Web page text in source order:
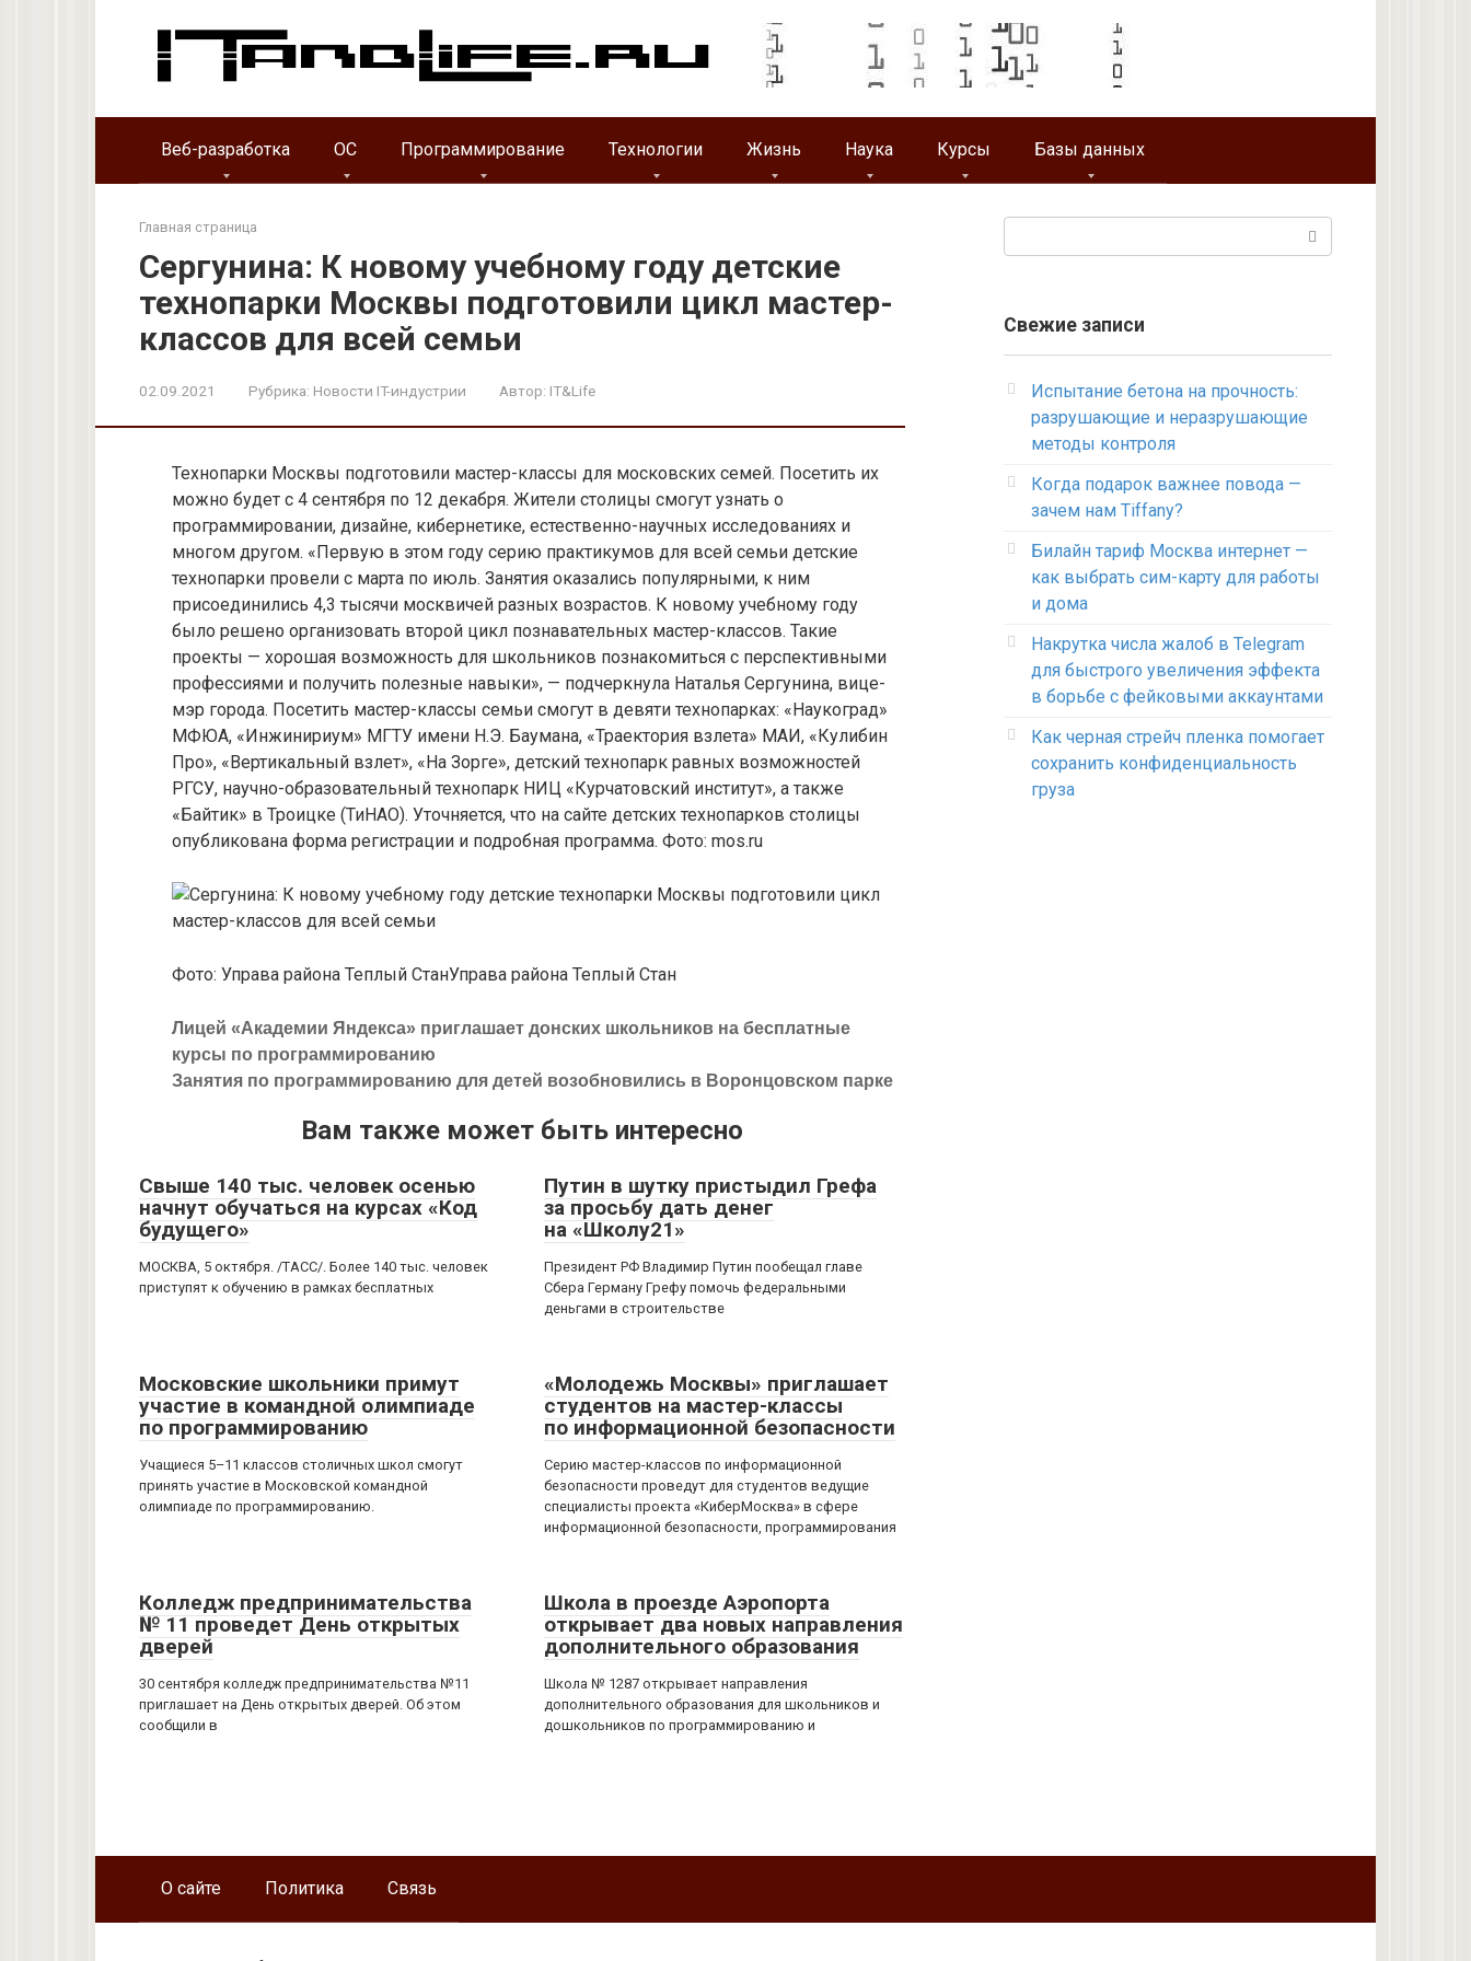
Веб-разработка ОС Программирование Технологии Жизнь Наука Курсы Базы данных
Главная страница
Сергунина: К новому учебному году детские
технопарки Москвы подготовили цикл мастер-
классов для всей семьи
02.09.2021 Рубрика: Новости IT-индустрии Автор: IT&Life
Технопарки Москвы подготовили мастер-классы для московских семей. Посетить их
можно будет с 4 сентября по 12 декабря. Жители столицы смогут узнать о
программировании, дизайне, кибернетике, естественно-научных исследованиях и
многом другом. «Первую в этом году серию практикумов для всей семьи детские
технопарки провели с марта по июль. Занятия оказались популярными, к ним
присоединились 4,3 тысячи москвичей разных возрастов. К новому учебному году
было решено организовать второй цикл познавательных мастер-классов. Такие
проекты — хорошая возможность для школьников познакомиться с перспективными
профессиями и получить полезные навыки», — подчеркнула Наталья Сергунина, вице-
мэр города. Посетить мастер-классы семьи смогут в девяти технопарках: «Наукоград»
МФЮА, «Инжинириум» МГТУ имени Н.Э. Баумана, «Траектория взлета» МАИ, «Кулибин
Про», «Вертикальный взлет», «На Зорге», детский технопарк равных возможностей
РГСУ, научно-образовательный технопарк НИЦ «Курчатовский институт», а также
«Байтик» в Троицке (ТиНАО). Уточняется, что на сайте детских технопарков столицы
опубликована форма регистрации и подробная программа. Фото: mos.ru
Фото: Управа района Теплый СтанУправа района Теплый Стан
Лицей «Академии Яндекса» приглашает донских школьников на бесплатные
курсы по программированию
Занятия по программированию для детей возобновились в Воронцовском парке
Вам также может быть интересно
Свыше 140 тыс. человек осенью
начнут обучаться на курсах «Код
будущего»
МОСКВА, 5 октября. /ТАСС/. Более 140 тыс. человек
приступят к обучению в рамках бесплатных
Путин в шутку пристыдил Грефа
за просьбу дать денег
на «Школу21»
Президент РФ Владимир Путин пообещал главе
Сбера Герману Грефу помочь федеральными
деньгами в строительстве
Московские школьники примут
участие в командной олимпиаде
по программированию
Учащиеся 5–11 классов столичных школ смогут
принять участие в Московской командной
олимпиаде по программированию.
«Молодежь Москвы» приглашает
студентов на мастер-классы
по информационной безопасности
Серию мастер-классов по информационной
безопасности проведут для студентов ведущие
специалисты проекта «КиберМосква» в сфере
информационной безопасности, программирования
Колледж предпринимательства
№ 11 проведет День открытых
дверей
30 сентября колледж предпринимательства №11
приглашает на День открытых дверей. Об этом
сообщили в
Школа в проезде Аэропорта
открывает два новых направления
дополнительного образования
Школа № 1287 открывает направления
дополнительного образования для школьников и
дошкольников по программированию и
Свежие записи
Испытание бетона на прочность:
разрушающие и неразрушающие
методы контроля
Когда подарок важнее повода —
зачем нам Tiffany?
Билайн тариф Москва интернет —
как выбрать сим-карту для работы
и дома
Накрутка числа жалоб в Telegram
для быстрого увеличения эффекта
в борьбе с фейковыми аккаунтами
Как черная стрейч пленка помогает
сохранить конфиденциальность
груза
О сайте Политика Связь